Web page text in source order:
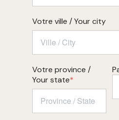
Votre ville / Your city
Votre province /
Your state*